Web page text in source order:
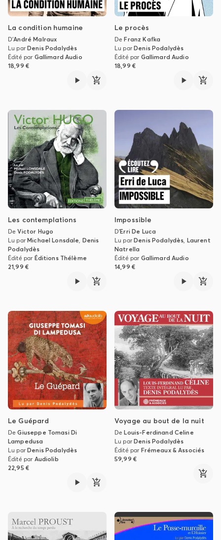
La condition humaine
D'André Malraux
Lu parDenis Podalydès
Édité par Gallimard Audio
18,99 €
Le procès
DeFranz Kafka
Lu parDenis Podalydès
Édité par Gallimard Audio
18,99 €
Les contemplations
DeVictor Hugo
Lu parMichael Lonsdale Denis
Podalydès
Édité par Éditions Thélème
21,99 €
Impossible
D'Erri De Luca
Lu parDenis Podalydès Laurent
Natrella
Édité par Gallimard Audio
14,99 €
Le Guépard
DeGiuseppe Tomasi Di
Lampedusa
Lu parDenis Podalydès
Édité par Audiolib
22,95 €
Voyage au bout de la nuit
DeLouis-Ferdinand Celine
Lu parDenis Podalydès
Édité par Frémeaux & Associés
59,99 €